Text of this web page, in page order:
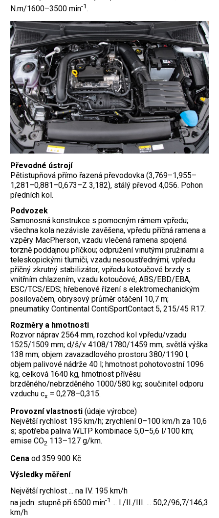
N.m/1600–3500 min-1.
Převodné ústrojí
Pětistupňová přímo řazená převodovka (3,769–1,955–
1,281–0,881–0,673–Z 3,182), stálý převod 4,056. Pohon
předních kol.
Podvozek
Samonosná konstrukce s pomocným rámem vpředu;
všechna kola nezávisle zavěšena, vpředu příčná ramena a
vzpěry MacPherson, vzadu vlečená ramena spojená
torzně poddajnou příčkou; odpružení vinutými pružinami a
teleskopickými tlumiči, vzadu nesoustřednými; vpředu
příčný zkrutný stabilizátor; vpředu kotoučové brzdy s
vnitřním chlazením, vzadu kotoučové; ABS/EBD/EBA,
ESC/TCS/EDS; hřebenové řízení s elektromechanickým
posilovačem, obrysový průměr otáčení 10,7 m;
pneumatiky Continental ContiSportContact 5, 215/45 R17.
Rozměry a hmotnosti
Rozvor náprav 2564 mm, rozchod kol vpředu/vzadu
1525/1509 mm; d/š/v 4108/1780/1459 mm, světlá výška
138 mm; objem zavazadlového prostoru 380/1190 l;
objem palivové nádrže 40 l; hmotnost pohotovostní 1096
kg, celková 1640 kg, hmotnost přívěsu
brzděného/nebrzděného 1000/580 kg; součinitel odporu
vzduchu cx = 0,278–0,315.
Provozní vlastnosti (údaje výrobce)
Největší rychlost 195 km/h; zrychlení 0–100 km/h za 10,6
s; spotřeba paliva WLTP kombinace 5,0–5,6 l/100 km;
emise CO2 113–127 g/km.
Cena od 359 900 Kč
Výsledky měření
Největší rychlost ... na IV. 195 km/h
na jedn. stupně při 6500 min-1 ... I./II./III. ... 50,2/96,7/146,3
km/h